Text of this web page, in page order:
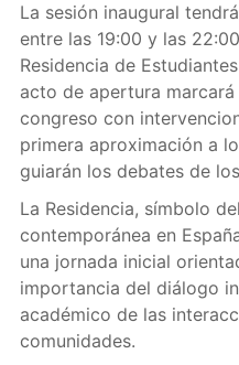
La sesión inaugural
entre las 19:00 y las
Residencia de
acto de apertura
congreso con
primera aproximación a
guiarán los debates de
La Residencia, símbolo
contemporánea en
una jornada inicial
importancia del diálogo
académico de las
comunidades.